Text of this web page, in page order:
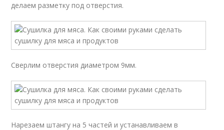
делаем разметку под отверстия.
Сверлим отверстия диаметром 9мм.
Нарезаем штангу на 5 частей и устанавливаем в